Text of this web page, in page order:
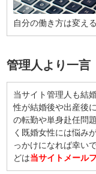
自分の働き方は変え
管理人より一言
当サイト管理人も結
性が結婚後や出産後
の転勤や単身赴任問
く既婚女性には悩み
っかけになれば幸い
どは当サイトメール